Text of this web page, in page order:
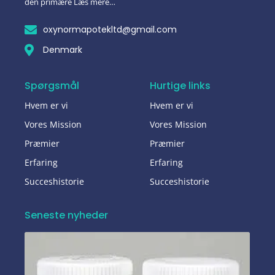
oxynormapotekltd@gmail.com
Denmark
Spørgsmål
Hvem er vi
Vores Mission
Præmier
Erfaring
Succeshistorie
Hurtige links
Hvem er vi
Vores Mission
Præmier
Erfaring
Succeshistorie
Seneste nyheder